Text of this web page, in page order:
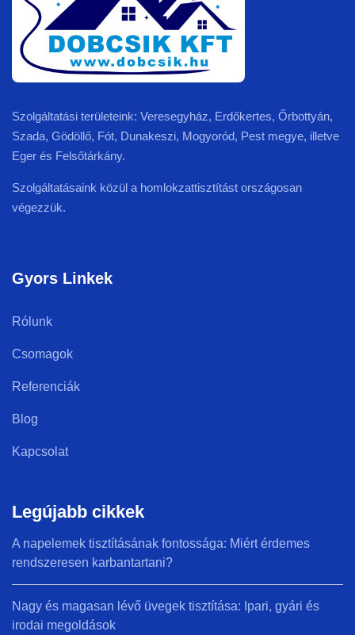
Szolgáltatási területeink: Veresegyház, Erdőkertes, Őrbottyán,
Szada, Gödöllő, Fót, Dunakeszi, Mogyoród, Pest megye, illetve
Eger és Felsőtárkány.
Szolgáltatásaink közül a homlokzattisztítást országosan
végezzük.
Gyors Linkek
Rólunk
Csomagok
Referenciák
Blog
Kapcsolat
Legújabb cikkek
A napelemek tisztításának fontossága: Miért érdemes
rendszeresen karbantartani?
Nagy és magasan lévő üvegek tisztítása: Ipari, gyári és
irodai megoldások